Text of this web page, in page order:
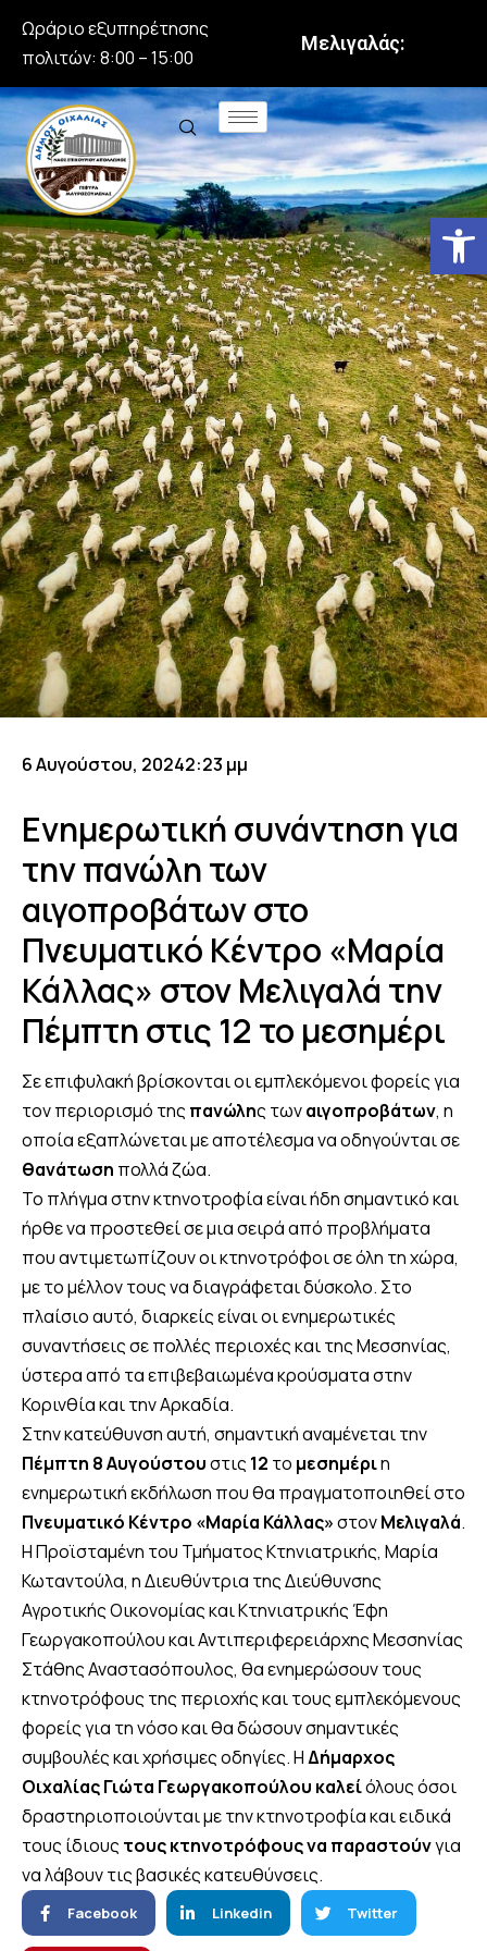
Ωράριο εξυπηρέτησης
πολιτών: 8:00 – 15:00
Μελιγαλάς:
6 Αυγούστου, 20242:23 μμ
Ενημερωτική συνάντηση για
την πανώλη των
αιγοπροβάτων στο
Πνευματικό Κέντρο «Μαρία
Κάλλας» στον Μελιγαλά την
Πέμπτη στις 12 το μεσημέρι
Σε επιφυλακή βρίσκονται οι εμπλεκόμενοι φορείς για
τον περιορισμό της πανώλης τωναιγοπροβάτων, η
οποία εξαπλώνεται με αποτέλεσμα να οδηγούνται σε
θανάτωση πολλά ζώα.
Το πλήγμα στην κτηνοτροφία είναι ήδη σημαντικό και
ήρθε να προστεθεί σε μια σειρά από προβλήματα
που αντιμετωπίζουν οι κτηνοτρόφοι σε όλη τη χώρα,
με το μέλλον τους να διαγράφεται δύσκολο. Στο
πλαίσιο αυτό, διαρκείς είναι οι ενημερωτικές
συναντήσεις σε πολλές περιοχές και της Μεσσηνίας,
ύστερα από τα επιβεβαιωμένα κρούσματα στην
Κορινθία και την Αρκαδία.
Στην κατεύθυνση αυτή, σημαντική αναμένεται την
Πέμπτη 8 Αυγούστουστις 12 το μεσημέριη
ενημερωτική εκδήλωση που θα πραγματοποιηθεί στο
Πνευματικό Κέντρο «Μαρία Κάλλας»στονΜελιγαλά.
Η Προϊσταμένη του Τμήματος Κτηνιατρικής, Μαρία
Κωταντούλα, η Διευθύντρια της Διεύθυνσης
Αγροτικής Οικονομίας και Κτηνιατρικής Έφη
Γεωργακοπούλου και Αντιπεριφερειάρχης Μεσσηνίας
Στάθης Αναστασόπουλος, θα ενημερώσουν τους
κτηνοτρόφους της περιοχής και τους εμπλεκόμενους
φορείς για τη νόσο και θα δώσουν σημαντικές
συμβουλές και χρήσιμες οδηγίες. ΗΔήμαρχος
Οιχαλίας Γιώτα Γεωργακοπούλου καλείόλους όσοι
δραστηριοποιούνται με την κτηνοτροφία και ειδικά
τους ίδιους τους κτηνοτρόφουςνα παραστούνγια
να λάβουν τις βασικές κατευθύνσεις.
Facebook Linkedin Twitter